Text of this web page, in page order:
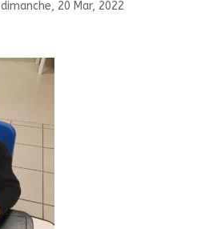
dimanche, 20 Mar, 2022